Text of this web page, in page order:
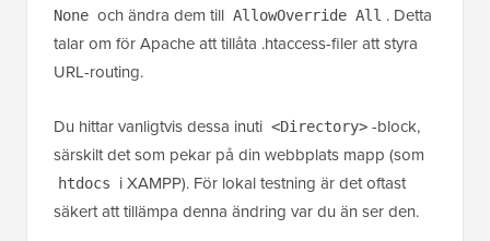
None och ändra dem till AllowOverride All . Detta
talar om för Apache att tillåta .htaccess-filer att styra
URL-routing.
Du hittar vanligtvis dessa inuti <Directory> -block,
särskilt det som pekar på din webbplats mapp (som
htdocs
i XAMPP). För lokal testning är det oftast
säkert att tillämpa denna ändring var du än ser den.